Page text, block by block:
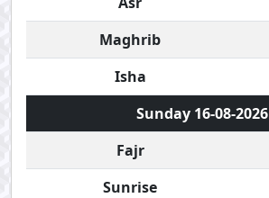
Maghrib
Isha
Sunday 16-08-2026
Fajr
Sunrise